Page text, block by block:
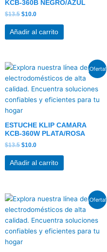
KCB-360B NEGRO/AZUL
$13.5 $10.0
Añadir al carrito
¡Oferta!
ESTUCHE KLIP CAMARA
KCB-360W PLATA/ROSA
$13.5
El
precio
original
era:
$13.5.
$10.0
El
actual
es:
$10.0.
Añadir al carrito
¡Oferta!
El
precio
original
era:
$7.5.
El
actual
es:
$5.0.